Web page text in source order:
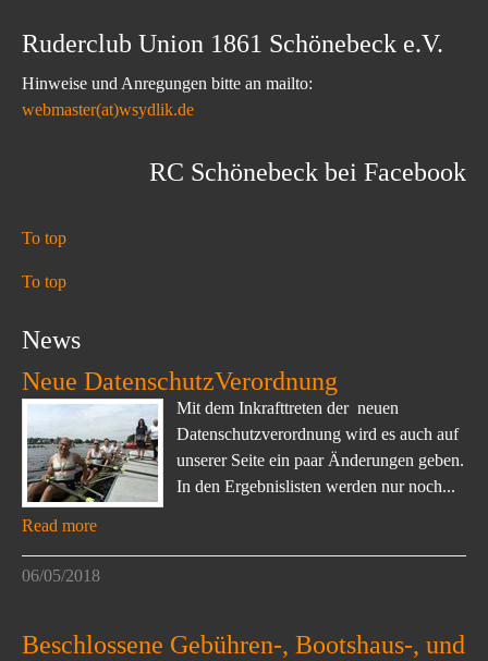
Ruderclub Union 1861 Schönebeck e.V.
Hinweise und Anregungen bitte an mailto:
webmaster(at)wsydlik.de
RC Schönebeck bei Facebook
To top
To top
News
Neue DatenschutzVerordnung
Mit dem Inkrafttreten der neuen
Datenschutzverordnung wird es auch auf
unserer Seite ein paar Änderungen geben.
In den Ergebnislisten werden nur noch...
Read more
06/05/2018
Beschlossene Gebühren-, Bootshaus-, und